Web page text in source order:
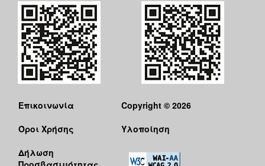
Επικοινωνία
Όροι Χρήσης
Δήλωση
Copyright © 2026
Υλοποίηση